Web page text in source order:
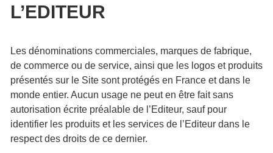
L’EDITEUR
Les dénominations commerciales, marques de fabrique,
de commerce ou de service, ainsi que les logos et produits
présentés sur le Site sont protégés en France et dans le
monde entier. Aucun usage ne peut en être fait sans
autorisation écrite préalable de l’Editeur, sauf pour
identifier les produits et les services de l’Editeur dans le
respect des droits de ce dernier.